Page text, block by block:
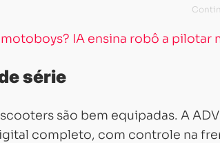
motoboys? IA ensina robô a pilotar
série
são bem equipadas. A
completo, com controle na